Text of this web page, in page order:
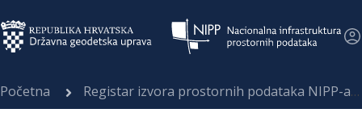
Početna Registar izvora prostornih podataka NIPP-a